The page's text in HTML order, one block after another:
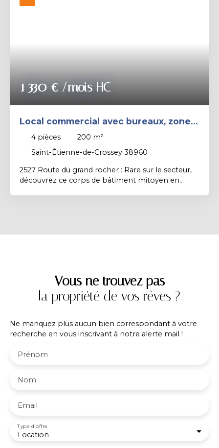
1 330€ /mois HC
Local commercial avec bureaux, zone
de stockage et stationnement
4 pièces 200 m²
Saint-Étienne-de-Crossey 38960
2527 Route du grand rocher : Rare sur le secteur,
découvrez ce corps de bâtiment mitoyen en
Vous ne trouvez pas
la propriété de vos rêves ?
Ne manquez plus aucun bien correspondant à votre
recherche en vous inscrivant à notre alerte mail !
Prénom
Nom
Email
Location
Type d'offre